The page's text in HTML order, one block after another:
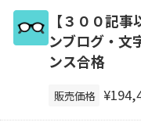
【３００記
ンブログ・文
ンス合格
販売価格